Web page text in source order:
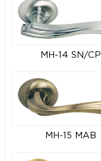
MH-14 SN/CP
MH-15 MAB